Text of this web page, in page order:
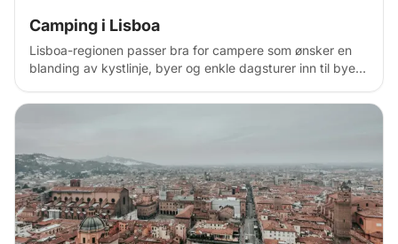
Camping i Lisboa
Lisboa-regionen passer bra for campere som ønsker en
blanding av kystlinje, byer og enkle dagsturer inn til byen.
finnes det flere campingplasser og bobilområder i
svømme eller surfe uten lange kjøreturer. Hvis du drar
innover i landet eller sørover mot Sintra, Sesimbra eller
Arrábida-området, blir omgivelsene roligere med skoger,
åser og lune bukter. Mange små campingplasser ligger i
nærheten av turstier, utsiktspunkter eller rolige